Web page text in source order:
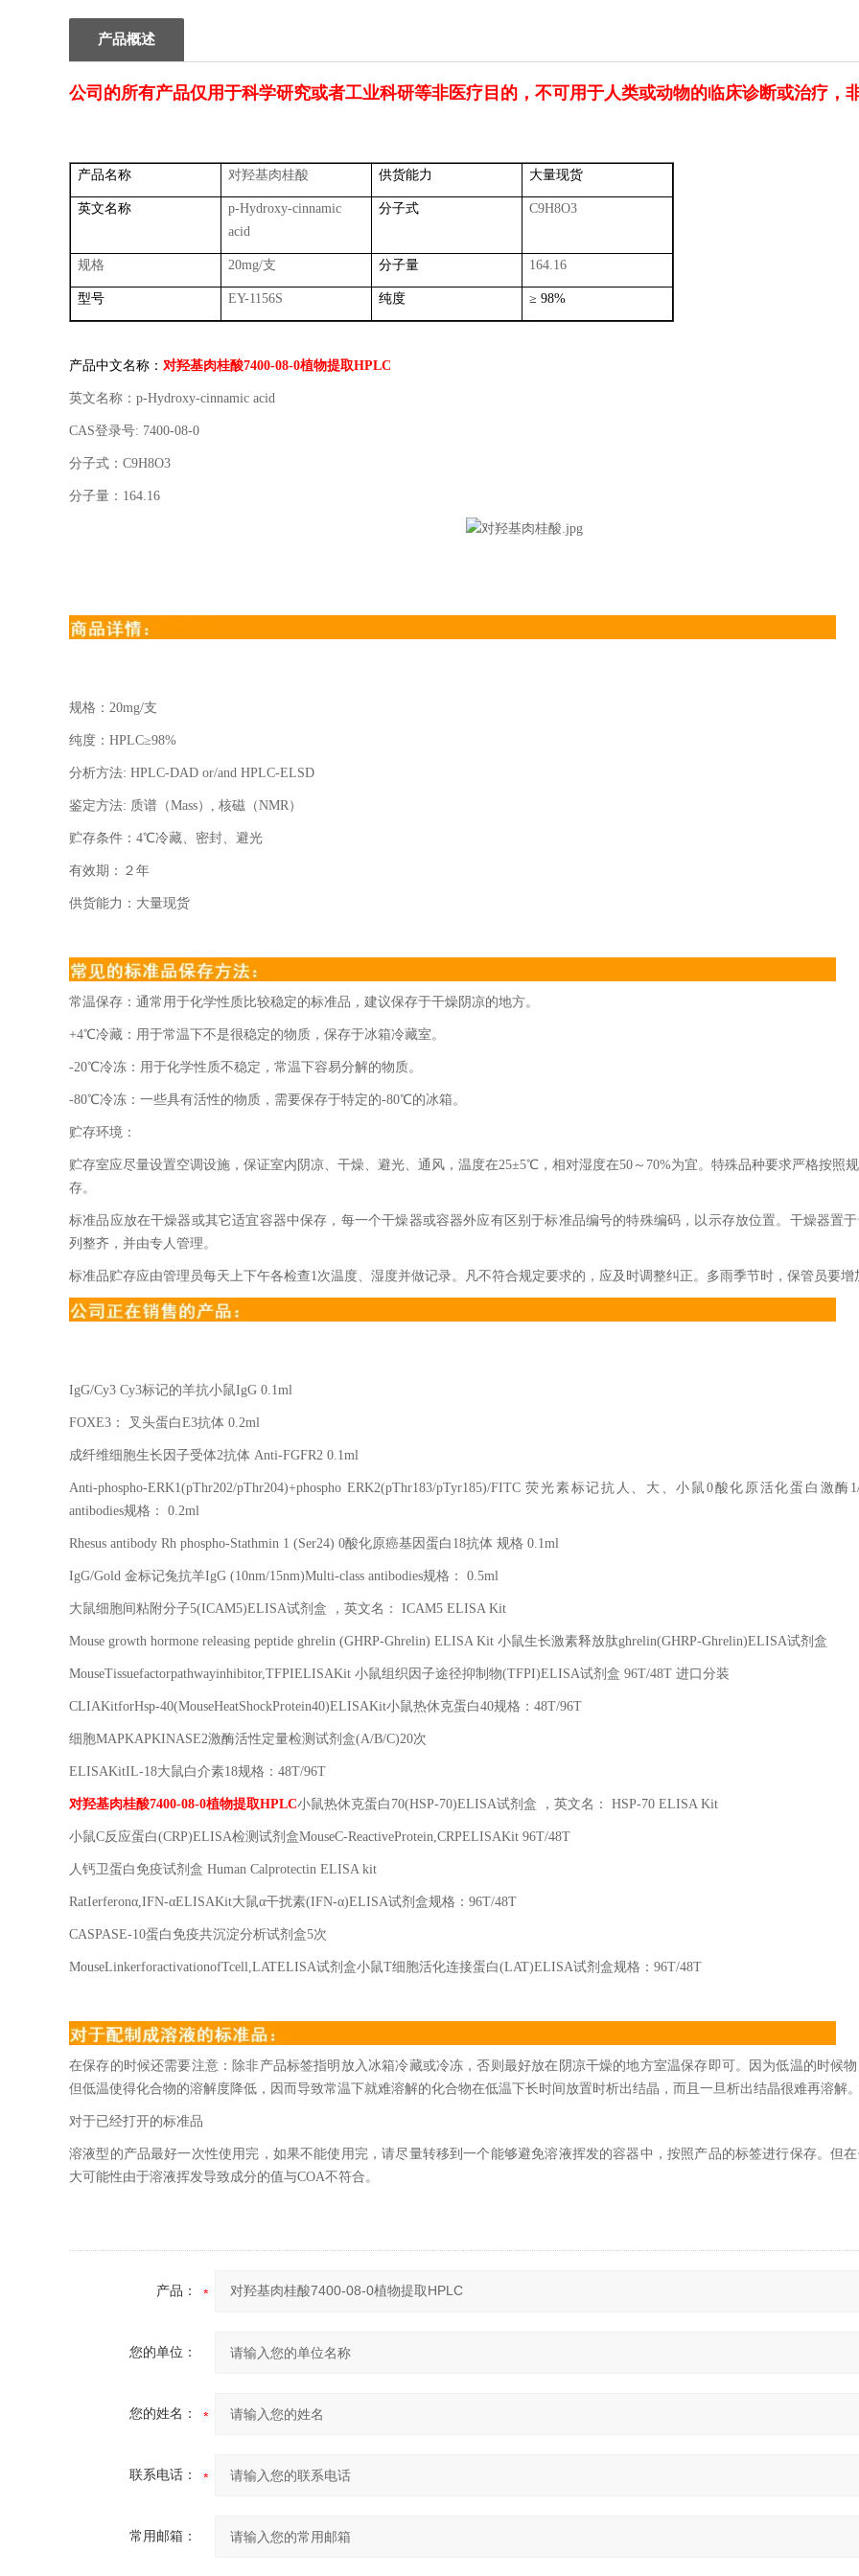
产品概述
公司的所有产品仅用于科学研究或者工业科研等非医疗目的，不可用于人类或动物的临床诊断或治疗，
产品名称 对羟基肉桂酸 供货能力 大量现货
英文名称
p-Hydroxy-cinnamic
acid
分子式 C9H8O3
规格 20mg/支 分子量 164.16
型号 EY-1156S 纯度 ≥ 98%
产品中文名称： 对羟基肉桂酸7400-08-0植物提取HPLC
英文名称： p-Hydroxy-cinnamic acid
CAS登录号: 7400-08-0
分子式： C9H8O3
分子量： 164.16
规格： 20mg/支
纯度： HPLC≥98%
分析方法: HPLC-DAD or/and HPLC-ELSD
鉴定方法: 质谱（Mass） , 核磁（NMR）
贮存条件： 4℃冷藏、密封、避光
有效期：２年
供货能力：大量现货
常温保存：通常用于化学性质比较稳定的标准品，建议保存于干燥阴凉的地方。
+4℃冷藏：用于常温下不是很稳定的物质，保存于冰箱冷藏室。
-20℃冷冻：用于化学性质不稳定，常温下容易分解的物质。
-80℃冷冻：一些具有活性的物质，需要保存于特定的-80℃的冰箱。
贮存环境：
贮存室应尽量设置空调设施，保证室内阴凉、干燥、避光、通风，温度在25±5℃，相对湿度在50～70%为宜。特殊品种要求严格按照
存。
标准品应放在干燥器或其它适宜容器中保存，每一个干燥器或容器外应有区别于标准品编号的特殊编码，以示存放位置。干燥器置
列整齐，并由专人管理。
标准品贮存应由管理员每天上下午各检查1次温度、湿度并做记录。凡不符合规定要求的，应及时调整纠正。多雨季节时，保管员要增
IgG/Cy3 Cy3标记的羊抗小鼠IgG 0.1ml
FOXE3 ： 叉头蛋白E3抗体 0.2ml
成纤维细胞生长因子受体2抗体 Anti-FGFR2 0.1ml
Anti-phospho-ERK1(pThr202/pThr204)+phospho ERK2(pThr183/pTyr185)/FITC荧光素标记抗人、大、小鼠0酸化原活化蛋白激酶
antibodies规格： 0.2ml
Rhesus antibody Rh phospho-Stathmin 1 (Ser24) 0酸化原癌基因蛋白 18抗体 规格 0.1ml
IgG/Gold 金标记兔抗羊IgG (10nm/15nm)Multi-class antibodies规格： 0.5ml
大鼠细胞间粘附分子5(ICAM5)ELISA试剂盒 ，英文名： ICAM5 ELISA Kit
Mouse growth hormone releasing peptide ghrelin (GHRP-Ghrelin) ELISA Kit 小鼠生长激素释放肽ghrelin(GHRP-Ghrelin)ELISA试剂盒
MouseTissuefactorpathwayinhibitor,TFPIELISAKit 小鼠组织因子途径抑制物(TFPI)ELISA试剂盒 96T/48T 进口分装
CLIAKitforHsp-40(MouseHeatShockProtein40)ELISAKit小鼠热休克蛋白40规格： 48T/96T
细胞MAPKAPKINASE2激酶活性定量检测试剂盒(A/B/C)20次
ELISAKitIL-18大鼠白介素18规格： 48T/96T
对羟基肉桂酸7400-08-0植物提取HPLC小鼠热休克蛋白 70(HSP-70)ELISA试剂盒 ，英文名： HSP-70 ELISA Kit
小鼠C反应蛋白(CRP)ELISA检测试剂盒MouseC-ReactiveProtein,CRPELISAKit 96T/48T
人钙卫蛋白免疫试剂盒 Human Calprotectin ELISA kit
RatIerferonα,IFN-αELISAKit大鼠α干扰素(IFN-α)ELISA试剂盒规格： 96T/48T
CASPASE-10蛋白免疫共沉淀分析试剂盒5次
MouseLinkerforactivationofTcell,LATELISA试剂盒小鼠T细胞活化连接蛋白(LAT)ELISA试剂盒规格： 96T/48T
在保存的时候还需要注意：除非产品标签指明放入冰箱冷藏或冷冻，否则最好放在阴凉干燥的地方室温保存即可。因为低温的时候物
但低温使得化合物的溶解度降低，因而导致常温下就难溶解的化合物在低温下长时间放置时析出结晶，而且一旦析出结晶很难再溶解。
对于已经打开的标准品
溶液型的产品最好一次性使用完，如果不能使用完，请尽量转移到一个能够避免溶液挥发的容器中，按照产品的标签进行保存。但
大可能性由于溶液挥发导致成分的值与COA不符合。
产品：
您的单位：
您的姓名：
联系电话：
常用邮箱：